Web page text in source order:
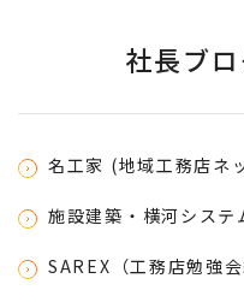
社長ブ
名工家 (地域工務店ネ
施設建築・横河シス
SAREX（工務店勉強